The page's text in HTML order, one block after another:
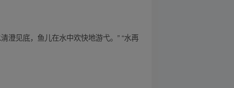
澄见底，鱼儿在水中欢快地游弋。” “水再